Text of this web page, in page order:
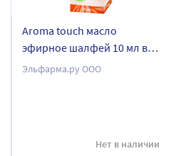
Aroma touch масло
эфирное шалфей 10 мл в
индивидуальной упаковке
Эльфарма.ру ООО
Нет в наличии